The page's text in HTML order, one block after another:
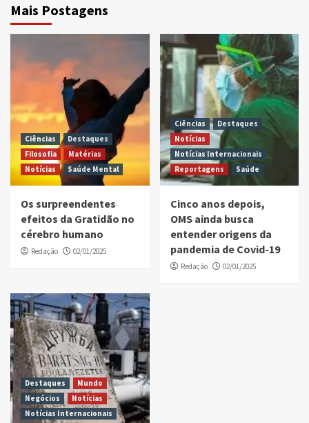
Mais Postagens
Ciências
Destaques
Filosofia
Matérias
Notícias
Saúde Mental
Os surpreendentes
efeitos da Gratidão no
cérebro humano
Redação 02/01/2025
Ciências
Destaques
Notícias
Notícias Internacionais
Reportagens
Saúde
Cinco anos depois,
OMS ainda busca
entender origens da
pandemia de Covid-19
Redação 02/01/2025
Destaques
Mundo
Negócios
Notícias
Notícias Internacionais